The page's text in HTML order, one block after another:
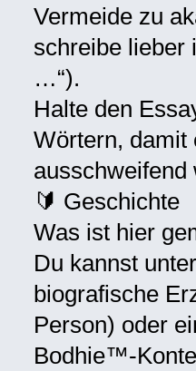
Vermeide zu
schreibe lieber
…“).
Halte den
Wörtern, damit
ausschweifend
🔰 Geschichte
Was ist hier
Du kannst
biografische
Person) oder
Bodhie™-